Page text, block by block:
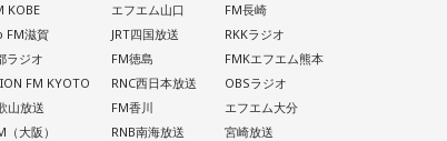
KOBE
FM滋賀
ラジオ
FM KYOTO
山放送
大阪）
エフエム山口
JRT四国放送
FM徳島
RNC西日本放送
FM香川
RNB南海放送
FM長崎
RKKラジオ
FMKエフエム熊本
OBSラジオ
エフエム大分
宮崎放送